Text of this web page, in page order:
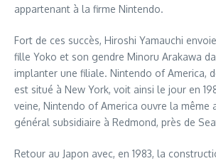
appartenant à la firme Nintendo.
Fort de ces succès, Hiroshi Yamauchi
fille Yoko et son gendre Minoru Arakawa
implanter une filiale. Nintendo of America,
est situé à New York, voit ainsi le jour en
veine, Nintendo of America ouvre la même
général subsidiaire à Redmond, près de
Retour au Japon avec, en 1983, la